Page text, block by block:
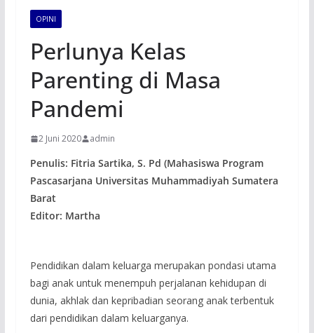
OPINI
Perlunya Kelas
Parenting di Masa
Pandemi
2 Juni 2020 admin
Penulis: Fitria Sartika, S. Pd (Mahasiswa Program
Pascasarjana Universitas Muhammadiyah Sumatera
Barat
Editor: Martha
Pendidikan dalam keluarga merupakan pondasi utama
bagi anak untuk menempuh perjalanan kehidupan di
dunia, akhlak dan kepribadian seorang anak terbentuk
dari pendidikan dalam keluarganya.